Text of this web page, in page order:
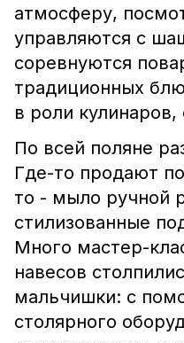
атмосферу,
управляются с
соревнуются
традиционных
в роли
По всей поляне
Где-то продают
то - мыло ручной
стилизованные
Много мастер-
навесов
мальчишки: с
столярного